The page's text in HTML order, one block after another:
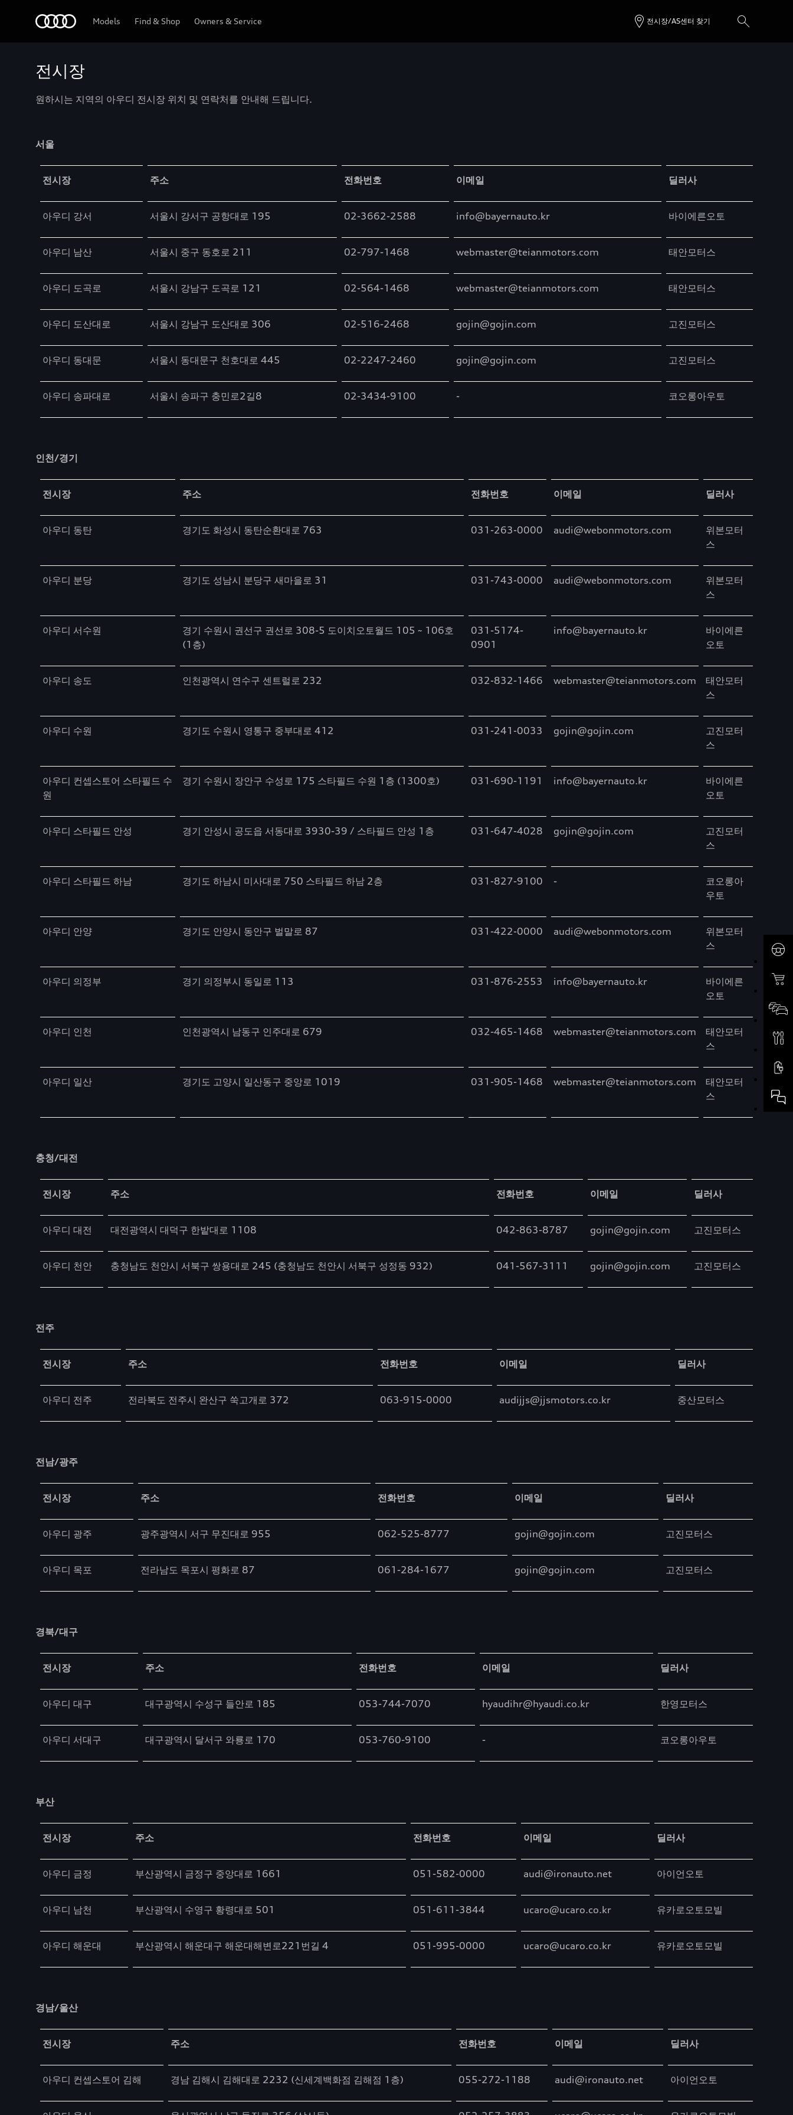
Models Find & Shop Owners & Service 전시장/AS센터 찾기
전시장
원하시는 지역의 아우디 전시장 위치 및 연락처를 안내해 드립니다.
서울
전시장 주소 전화번호 이메일 딜러사
아우디 강서 서울시 강서구 공항대로 195 02-3662-2588 info@bayernauto.kr 바이에른오토
아우디 남산 서울시 중구 동호로 211 02-797-1468 webmaster@teianmotors.com 태안모터스
아우디 도곡로 서울시 강남구 도곡로 121 02-564-1468 webmaster@teianmotors.com 태안모터스
아우디 도산대로 서울시 강남구 도산대로 306 02-516-2468 gojin@gojin.com 고진모터스
아우디 동대문 서울시 동대문구 천호대로 445 02-2247-2460 gojin@gojin.com 고진모터스
아우디 송파대로 서울시 송파구 충민로2길8 02-3434-9100 - 코오롱아우토
인천/경기
전시장 주소 전화번호 이메일 딜러사
아우디 동탄 경기도 화성시 동탄순환대로 763 031-263-0000 audi@webonmotors.com
위본모터
스
아우디 분당 경기도 성남시 분당구 새마을로 31 031-743-0000 audi@webonmotors.com
위본모터
스
아우디 서수원
경기 수원시 권선구 권선로 308-5 도이치오토월드 105 ~ 106호
(1층)
031-5174-
0901
info@bayernauto.kr
바이에른
오토
아우디 송도 인천광역시 연수구 센트럴로 232 032-832-1466 webmaster@teianmotors.com
태안모터
스
아우디 수원 경기도 수원시 영통구 중부대로 412 031-241-0033 gojin@gojin.com
고진모터
스
아우디 컨셉스토어 스타필드 수
원
경기 수원시 장안구 수성로 175 스타필드 수원 1층 (1300호) 031-690-1191 info@bayernauto.kr
바이에른
오토
아우디 스타필드 안성 경기 안성시 공도읍 서동대로 3930-39 / 스타필드 안성 1층 031-647-4028 gojin@gojin.com
고진모터
스
아우디 스타필드 하남 경기도 하남시 미사대로 750 스타필드 하남 2층 031-827-9100 -
코오롱아
우토
아우디 안양 경기도 안양시 동안구 벌말로 87 031-422-0000 audi@webonmotors.com
위본모터
스
아우디 의정부 경기 의정부시 동일로 113 031-876-2553 info@bayernauto.kr
바이에른
오토
아우디 인천 인천광역시 남동구 인주대로 679 032-465-1468 webmaster@teianmotors.com
태안모터
스
아우디 일산 경기도 고양시 일산동구 중앙로 1019 031-905-1468 webmaster@teianmotors.com
태안모터
스
충청/대전
전시장 주소 전화번호 이메일 딜러사
아우디 대전 대전광역시 대덕구 한밭대로 1108 042-863-8787 gojin@gojin.com 고진모터스
아우디 천안 충청남도 천안시 서북구 쌍용대로 245 (충청남도 천안시 서북구 성정동 932) 041-567-3111 gojin@gojin.com 고진모터스
전주
전시장 주소 전화번호 이메일 딜러사
아우디 전주 전라북도 전주시 완산구 쑥고개로 372 063-915-0000 audijjs@jjsmotors.co.kr 중산모터스
전남/광주
전시장 주소 전화번호 이메일 딜러사
아우디 광주 광주광역시 서구 무진대로 955 062-525-8777 gojin@gojin.com 고진모터스
아우디 목포 전라남도 목포시 평화로 87 061-284-1677 gojin@gojin.com 고진모터스
경북/대구
전시장 주소 전화번호 이메일 딜러사
아우디 대구 대구광역시 수성구 들안로 185 053-744-7070 hyaudihr@hyaudi.co.kr 한영모터스
아우디 서대구 대구광역시 달서구 와룡로 170 053-760-9100 - 코오롱아우토
부산
전시장 주소 전화번호 이메일 딜러사
아우디 금정 부산광역시 금정구 중앙대로 1661 051-582-0000 audi@ironauto.net 아이언오토
아우디 남천 부산광역시 수영구 황령대로 501 051-611-3844 ucaro@ucaro.co.kr 유카로오토모빌
아우디 해운대 부산광역시 해운대구 해운대해변로221번길 4 051-995-0000 ucaro@ucaro.co.kr 유카로오토모빌
경남/울산
전시장 주소 전화번호 이메일 딜러사
아우디 컨셉스토어 김해 경남 김해시 김해대로 2232 (신세계백화점 김해점 1층) 055-272-1188 audi@ironauto.net 아이언오토